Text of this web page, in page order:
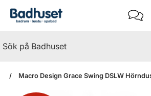
Macro Design Grace Swing DSLW